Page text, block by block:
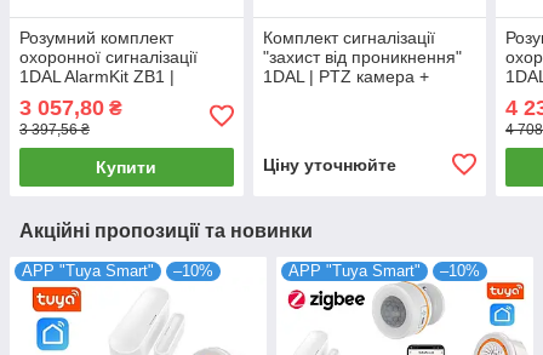
Розумний комплект
охоронної сигналізації
1DAL AlarmKit ZB1 |
сиреною + хаб | АРР
"Tuya"
3 057,80 ₴
3 397,56 ₴
Купити
Комплект сигналізації
"захист від проникнення"
1DAL | PTZ камера +
Ціну уточнюйте
4
4
Акційні пропозиції та новинки
APP "Tuya Smart" –10% APP "Tuya Smart" –10%